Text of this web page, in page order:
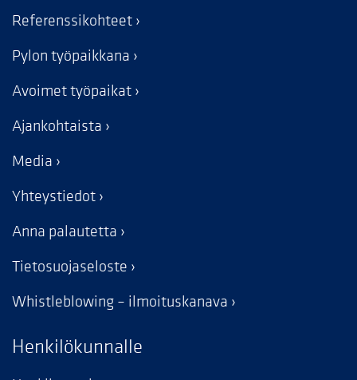
Referenssikohteet
Pylon työpaikkana
Avoimet työpaikat
Ajankohtaista
Media
Yhteystiedot
Anna palautetta
Tietosuojaseloste
Whistleblowing – ilmoituskanava
Henkilökunnalle